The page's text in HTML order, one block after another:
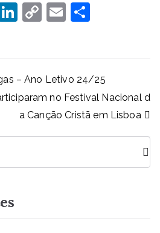
Li
e
dI
n
C
y
Li
n
k
E
e
– Ano Letivo 24/25
no Festival Nacional d
a Canção Cristã em Lisboa